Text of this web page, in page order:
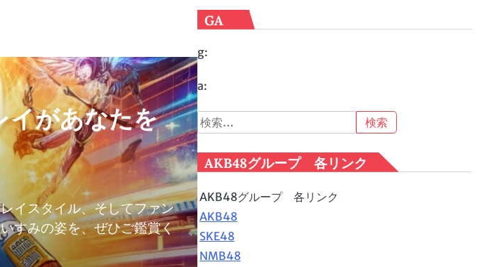
イがあなたを
イスタイル、そしてファン
すみの姿を、ぜひご鑑賞く
GA
g:
a:
検
索:
AKB48グループ 各リンク
AKB48グループ 各リンク
AKB48
SKE48
NMB48